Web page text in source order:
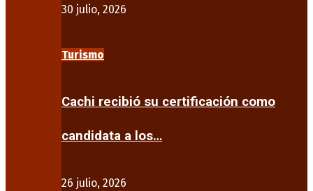
30 julio, 2026
Turismo
Cachi recibió su certificación como
candidata a los…
26 julio, 2026